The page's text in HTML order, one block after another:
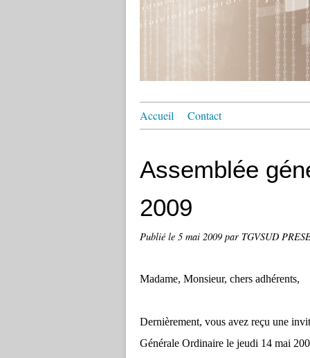
Accueil Contact
Assemblée
2009
Publié le 5 mai 2009 par TGVSUD
Madame, Monsieur, chers adhérents,
Dernièrement, vous avez reçu une
Générale Ordinaire le jeudi 14 mai